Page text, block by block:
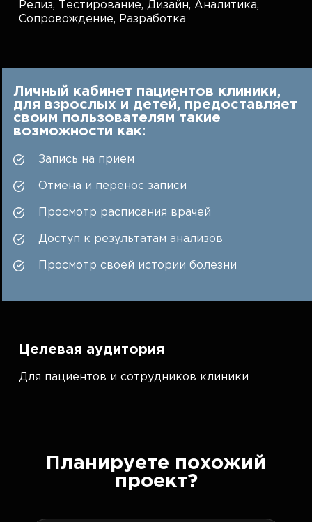
Релиз, Тестирование,Дизайн,Аналитика,
Сопровождение, Разработка
Личный кабинет пациентов клиники,
для взрослых и детей, предоставляет
своим пользователям такие
возможности как:
Запись на прием
Отмена и перенос записи
Просмотр расписания врачей
Доступ к результатам анализов
Просмотр своей истории болезни
Целевая аудитория
Для пациентов и сотрудников клиники
Планируете похожий
проект?